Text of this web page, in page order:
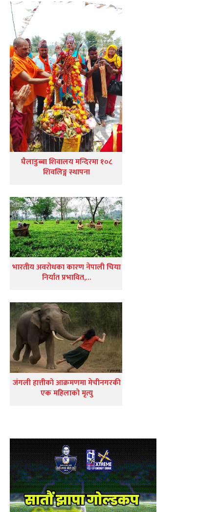
घैलाडुब्बा शिवालय मन्दिरमा १०८
शिवलिङ्ग स्थापना
भारतीय अवरोधका कारण नेपाली चिया
निर्यात प्रभावित,…
जंगली हात्तीको आक्रमणमा मेचीनगरकी
एक महिलाको मृत्यु